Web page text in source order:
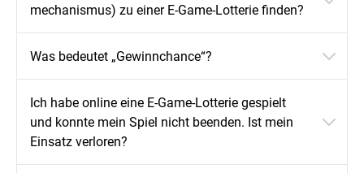
mechanismus) zu einer E-Game-Lotterie finden?
Was bedeutet „Gewinnchance“?
Ich habe online eine E-Game-Lotterie gespielt
und konnte mein Spiel nicht beenden. Ist mein
Einsatz verloren?